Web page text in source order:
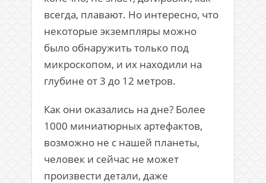
всегда, плавают. Но интересно, что
некоторые экземпляры можно
было обнаружить только под
микроскопом, и их находили на
глубине от 3 до 12 метров.
Как они оказались на дне? Более
1000 миниатюрных артефактов,
возможно не с нашей планеты,
человек и сейчас не может
произвести детали, даже